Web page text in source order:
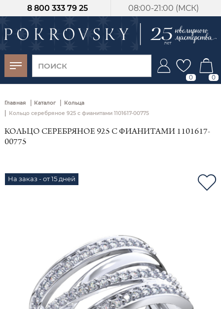
08:00-21:00 (МСК)
8 800 333 79 25
0 0
Главная | Каталог | Кольца
| Кольцо серебряное 925 с фианитами 1101617-00775
КОЛЬЦО СЕРЕБРЯНОЕ 925 С ФИАНИТАМИ 1101617-
00775
На заказ - от 15 дней
-30%
от 15 дней с
момента оплаты